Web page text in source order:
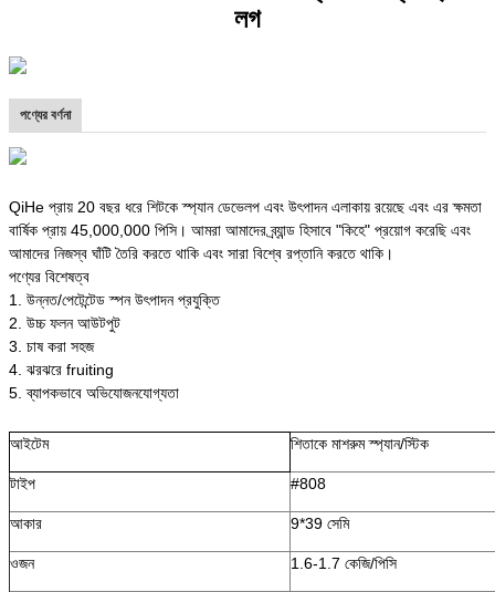
লগ
পণ্যের বর্ণনা
QiHe প্রায় 20 বছর ধরে শিটকে স্প্যান ডেভেলপ এবং উৎপাদন এলাকায় রয়েছে এবং এর ক্ষমতা
বার্ষিক প্রায় 45,000,000 পিসি। আমরা আমাদের ব্র্যান্ড হিসাবে "কিহে" প্রয়োগ করেছি এবং
আমাদের নিজস্ব ঘাঁটি তৈরি করতে থাকি এবং সারা বিশ্বে রপ্তানি করতে থাকি।
পণ্যের বিশেষত্ব
1. উন্নত/পেটেন্টেড স্পন উৎপাদন প্রযুক্তি
2. উচ্চ ফলন আউটপুট
3. চাষ করা সহজ
4. ঝরঝরে fruiting
5. ব্যাপকভাবে অভিযোজনযোগ্যতা
আইটেম শিতাকে মাশরুম স্প্যান/স্টিক
টাইপ #808
আকার 9*39 সেমি
ওজন 1.6-1.7 কেজি/পিসি